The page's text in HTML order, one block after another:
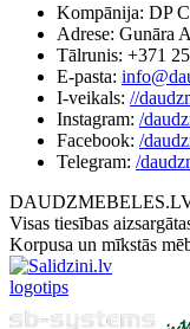
Kompānija: DP
Adrese: Gunāra
Tālrunis: +371
E-pasta:
I-veikals: //
Instagram: /
Facebook: /
Telegram: /
Visas tiesības
Korpusa un mīkstās